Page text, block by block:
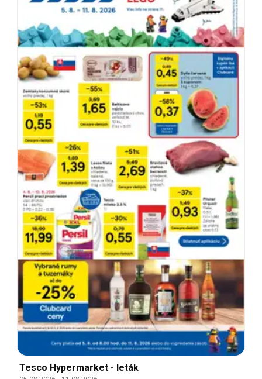
Tesco Hypermarket - leták